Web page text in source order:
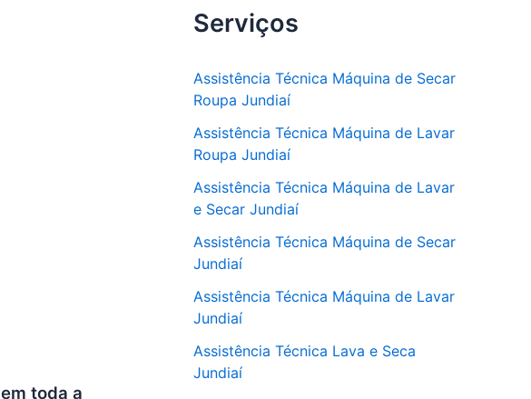
toda a
c
b
o
o
k
itt
A
p
Serviços
Assistência Técnica Máquina de Secar
Roupa Jundiaí
Assistência Técnica Máquina de Lavar
Roupa Jundiaí
Assistência Técnica Máquina de Lavar
e Secar Jundiaí
Assistência Técnica Máquina de Secar
Jundiaí
Assistência Técnica Máquina de Lavar
Jundiaí
Assistência Técnica Lava e Seca
Jundiaí